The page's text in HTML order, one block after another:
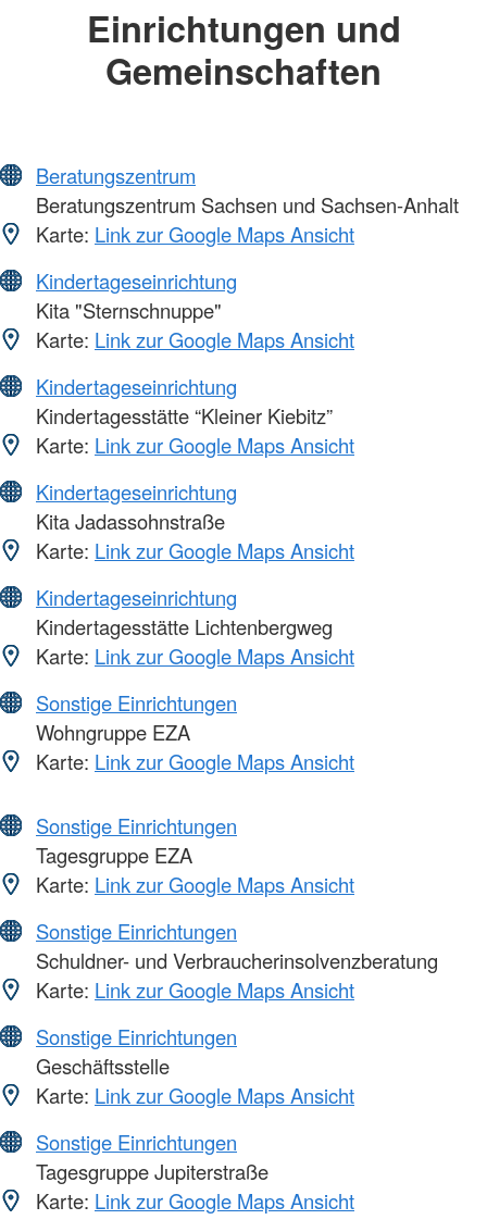
Einrichtungen und
Gemeinschaften
Beratungszentrum
Beratungszentrum Sachsen und Sachsen-Anhalt
Karte: Link zur Google Maps Ansicht
Kindertageseinrichtung
Kita "Sternschnuppe"
Karte: Link zur Google Maps Ansicht
Kindertageseinrichtung
Kindertagesstätte “Kleiner Kiebitz”
Karte: Link zur Google Maps Ansicht
Kindertageseinrichtung
Kita Jadassohnstraße
Karte: Link zur Google Maps Ansicht
Kindertageseinrichtung
Kindertagesstätte Lichtenbergweg
Karte: Link zur Google Maps Ansicht
Sonstige Einrichtungen
Wohngruppe EZA
Karte: Link zur Google Maps Ansicht
Sonstige Einrichtungen
Tagesgruppe EZA
Karte: Link zur Google Maps Ansicht
Sonstige Einrichtungen
Schuldner- und Verbraucherinsolvenzberatung
Karte: Link zur Google Maps Ansicht
Sonstige Einrichtungen
Geschäftsstelle
Karte: Link zur Google Maps Ansicht
Sonstige Einrichtungen
Tagesgruppe Jupiterstraße
Karte: Link zur Google Maps Ansicht